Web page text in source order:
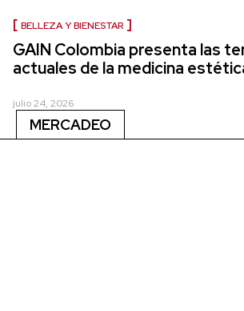
BELLEZA Y BIENESTAR
GAIN Colombia presenta las
actuales de la medicina
julio 24, 2026
MERCADEO